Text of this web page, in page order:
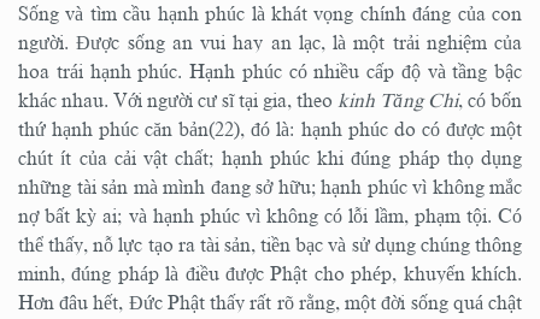
Sống và tìm cầu hạnh phúc là khát vọng chính đáng của con
người. Được sống an vui hay an lạc, là một trải nghiệm của
hoa trái hạnh phúc. Hạnh phúc có nhiều cấp độ và tầng bậc
khác nhau. Với người cư sĩ tại gia, theo kinh Tăng Chi, có bốn
thứ hạnh phúc căn bản(22), đó là: hạnh phúc do có được một
chút ít của cải vật chất; hạnh phúc khi đúng pháp thọ dụng
những tài sản mà mình đang sở hữu; hạnh phúc vì không mắc
nợ bất kỳ ai; và hạnh phúc vì không có lỗi lầm, phạm tội. Có
thể thấy, nỗ lực tạo ra tài sản, tiền bạc và sử dụng chúng thông
minh, đúng pháp là điều được Phật cho phép, khuyến khích.
Hơn đâu hết, Đức Phật thấy rất rõ rằng, một đời sống quá chật